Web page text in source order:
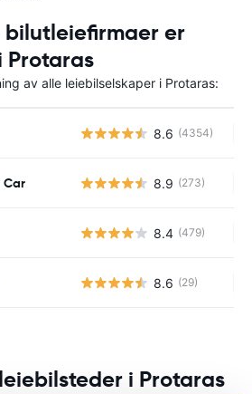
bilutleiefirmaer er
av alle leiebilselskaper i Protaras:
8.6 (4354)
Car 8.9 (273)
8.4 (479)
8.6 (29)
i Protaras